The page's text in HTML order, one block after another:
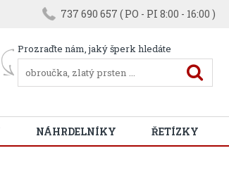
737 690 657 ( PO - PI 8:00 - 16:00 )
Prozraďte nám, jaký šperk hledáte
NÁHRDELNÍKY ŘETÍZKY